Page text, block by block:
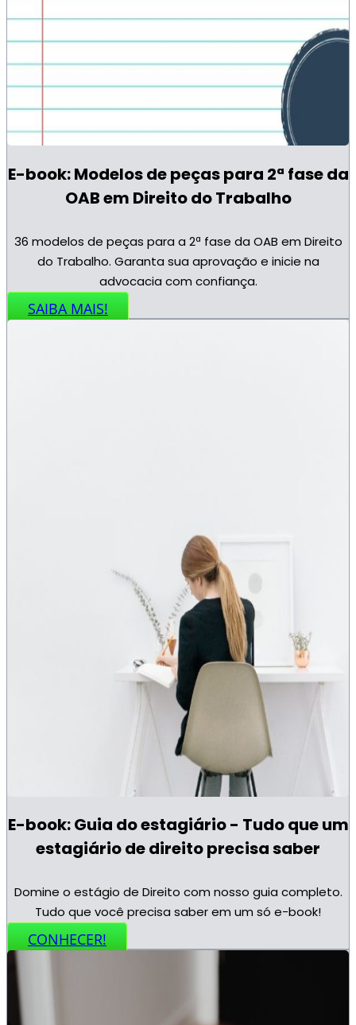
E-book: Modelos de peças para 2ª fase da
OAB em Direito do Trabalho
36 modelos de peças para a 2ª fase da OAB em Direito
do Trabalho. Garanta sua aprovação e inicie na
advocacia com confiança.
SAIBA MAIS!
E-book: Guia do estagiário - Tudo que um
estagiário de direito precisa saber
Domine o estágio de Direito com nosso guia completo.
Tudo que você precisa saber em um só e-book!
CONHECER!